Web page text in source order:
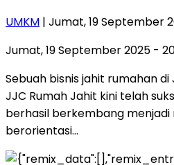
UMKM | Jumat, 19 September
Jumat, 19 September 2025 -
Sebuah bisnis jahit rumahan
JJC Rumah Jahit kini telah
berhasil berkembang
berorientasi…